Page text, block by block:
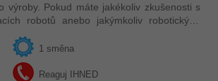
výroby. Pokud máte jakékoliv zkušenosti s
robotů anebo jakýmkoliv robotickým,
1 směna
Reaguj IHNED